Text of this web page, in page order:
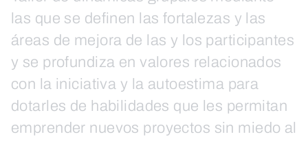
las que se definen las fortalezas y las
áreas de mejora de las y los participantes
y se profundiza en valores relacionados
con la iniciativa y la autoestima para
dotarles de habilidades que les permitan
emprender nuevos proyectos sin miedo al